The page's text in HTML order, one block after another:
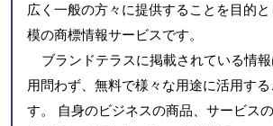
広く一般の方々に提供することを目的
模の商標情報サービスです。
ブランドテラスに掲載されている情
用問わず、無料で様々な用途に活用す
す。 自身のビジネスの商品、サービス